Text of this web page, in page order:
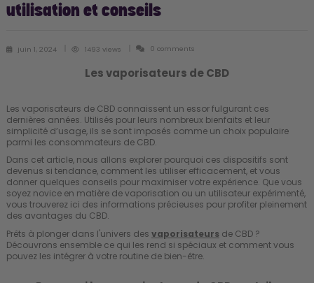
utilisation et conseils
juin 1, 2024 1493 views 0 comments
Les vaporisateurs de CBD
Les vaporisateurs de CBD connaissent un essor fulgurant ces
dernières années. Utilisés pour leurs nombreux bienfaits et leur
simplicité d’usage, ils se sont imposés comme un choix populaire
parmi les consommateurs de CBD.
Dans cet article, nous allons explorer pourquoi ces dispositifs sont
devenus si tendance, comment les utiliser efficacement, et vous
donner quelques conseils pour maximiser votre expérience. Que vous
soyez novice en matière de vaporisation ou un utilisateur expérimenté,
vous trouverez ici des informations précieuses pour profiter pleinement
des avantages du CBD.
Prêts à plonger dans l'univers des vaporisateurs de CBD ?
Découvrons ensemble ce qui les rend si spéciaux et comment vous
pouvez les intégrer à votre routine de bien-être.